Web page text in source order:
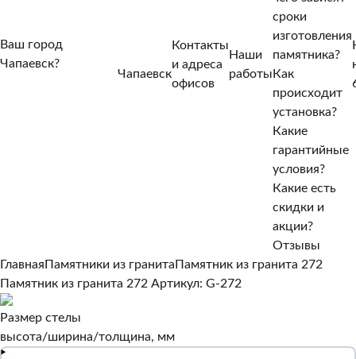
Ваш город
Чапаевск?
Чапаевск
Контакты
и адреса
офисов
Наши
работы
сроки
изготовления
памятника?
Как
происходит
установка?
Какие
гарантийные
условия?
Какие есть
скидки и
акции?
Отзывы
Главная Памятники из гранита Памятник из гранита 272
Памятник из гранита 272 Артикул: G-272
Размер стелы
высота/ширина/толщина, мм